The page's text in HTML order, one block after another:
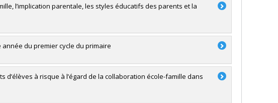
l’implication parentale, les styles éducatifs des parents et la
année du premier cycle du primaire
à risque à l’égard de la collaboration école-famille dans